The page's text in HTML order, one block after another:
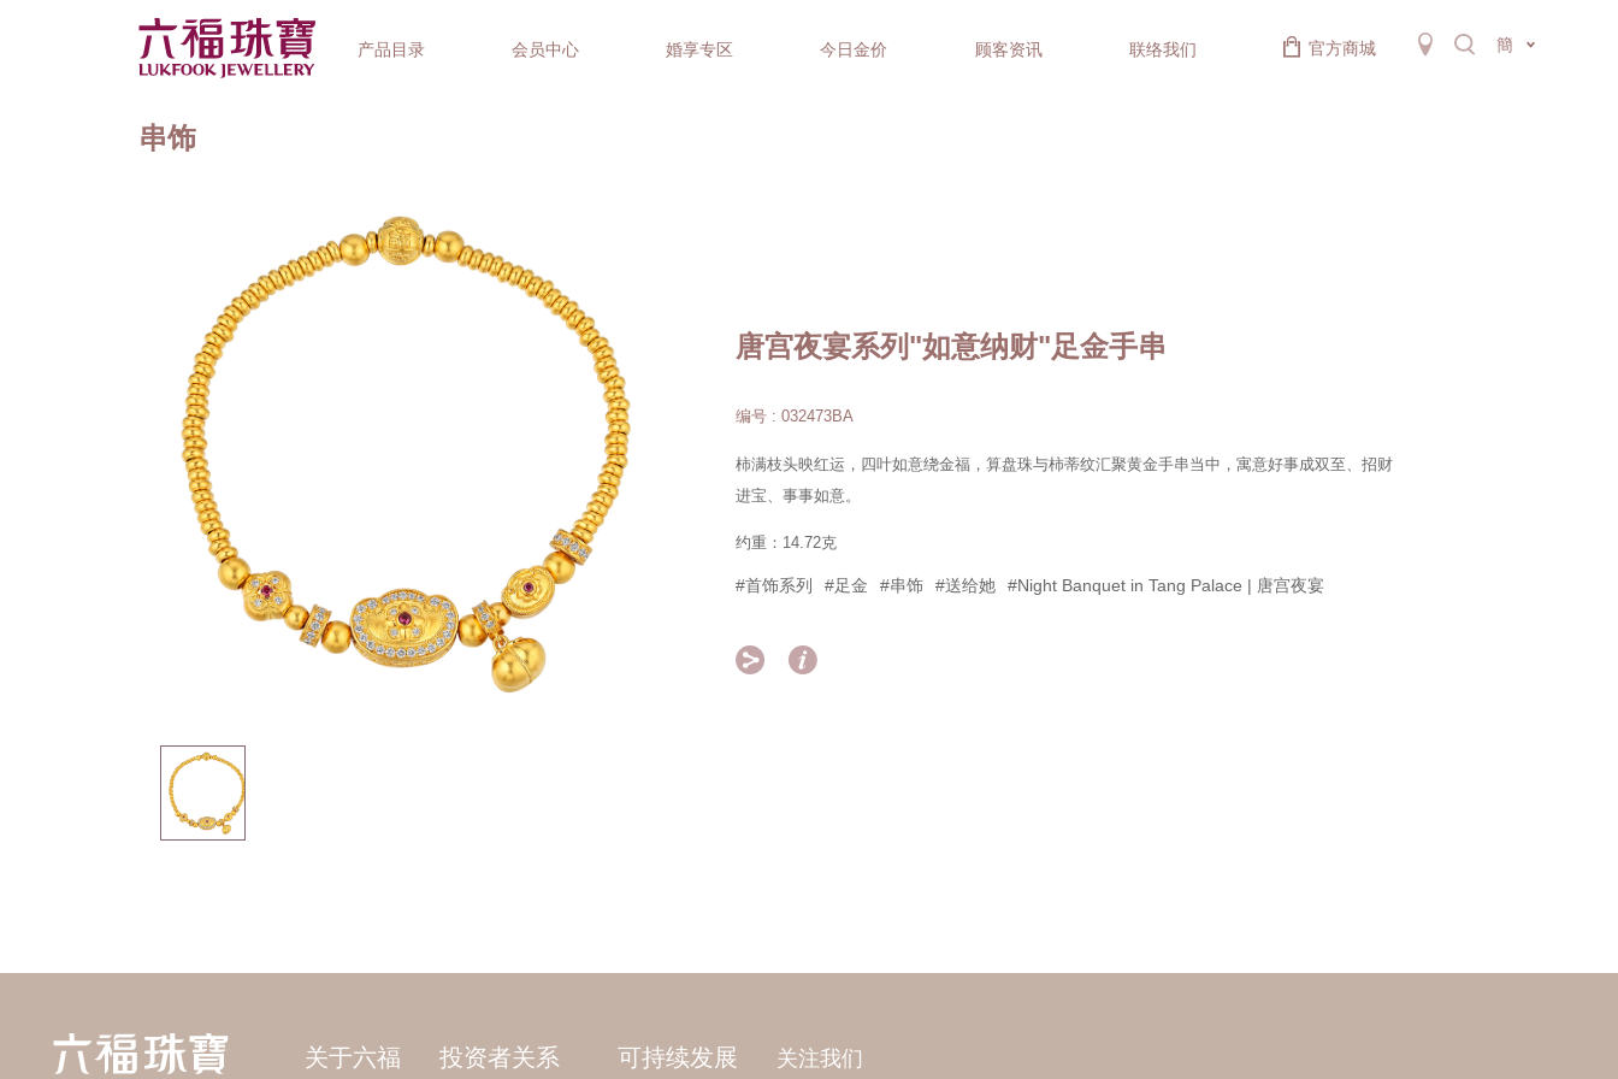
产品目录 会员中心 婚享专区 今日金价 顾客资讯 联络我们 官方商城 簡
精选礼品
串饰
唐宫夜宴系列"如意纳财"足金手串
编号 : 032473BA
柿满枝头映红运，四叶如意绕金福，算盘珠与柿蒂纹汇聚黄金手串当中，寓意好事成双至、招财
进宝、事事如意。
约重：14.72克
#首饰系列 #足金 #串饰 #送给她 #Night Banquet in Tang Palace | 唐宫夜宴
 
关于六福 投资者关系 可持续发展 关注我们